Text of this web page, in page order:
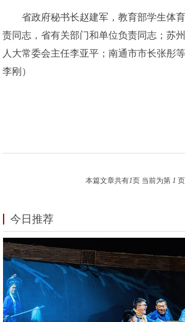
省政府秘书长赵建军，教育部学生体育
责同志，省有关部门和单位负责同志；苏
人大常委会主任李亚平；南通市市长张彤
李刚）
本篇文章共有1页 当前为第 1 页
今日推荐